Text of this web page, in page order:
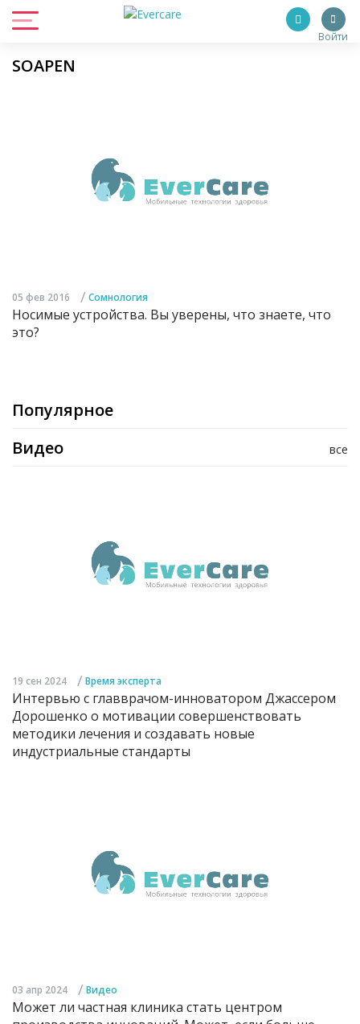
Войти
SOAPEN
05 фев 2016 / Сомнология
Носимые устройства. Вы уверены, что знаете, что
это?
Популярное
все
Видео
19 сен 2024 / Время эксперта
Интервью с главврачом-инноватором Джассером
Дорошенко о мотивации совершенствовать
методики лечения и создавать новые
индустриальные стандарты
03 апр 2024 / Видео
Может ли частная клиника стать центром